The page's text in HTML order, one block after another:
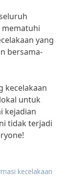
mematuhi
yang
bersama-
kecelakaan
untuk
kejadian
tidak terjadi
kecelakaan